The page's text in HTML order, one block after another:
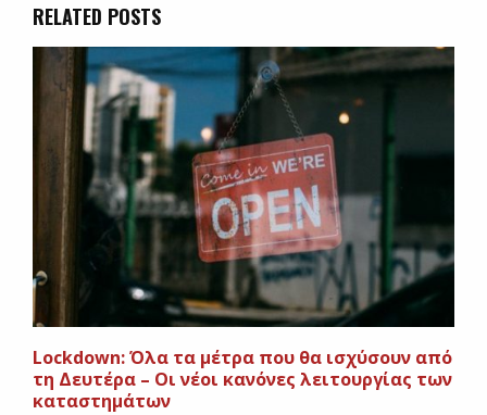
RELATED POSTS
Lockdown: Όλα τα μέτρα που θα ισχύσουν από
τη Δευτέρα – Οι νέοι κανόνες λειτουργίας των
καταστημάτων